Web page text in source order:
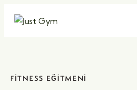
FITNESS EĞITMENI